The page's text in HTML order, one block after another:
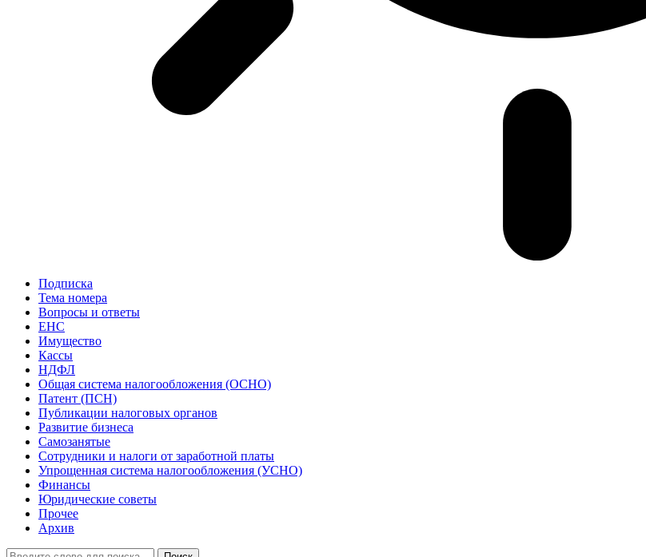
Подписка
Тема номера
Вопросы и ответы
ЕНС
Имущество
Кассы
НДФЛ
Общая система налогообложения (ОСНО)
Патент (ПСН)
Публикации налоговых органов
Развитие бизнеса
Самозанятые
Сотрудники и налоги от заработной платы
Упрощенная система налогообложения (УСНО)
Финансы
Юридические советы
Прочее
Архив